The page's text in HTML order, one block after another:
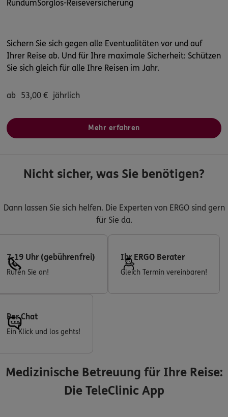
RundumSorglos-Reiseversicherung
Sichern Sie sich gegen alle Eventualitäten vor und auf
Ihrer Reise ab. Und für Ihre maximale Sicherheit: Schützen
Sie sich gleich für alle Ihre Reisen im Jahr.
ab 53,00 € jährlich
Mehr erfahren
Nicht sicher, was Sie benötigen?
Dann lassen Sie sich helfen. Die Experten von ERGO sind gern
für Sie da.
7-19 Uhr (gebührenfrei)
Rufen Sie an!
Ihr ERGO Berater
Gleich Termin vereinbaren!
Per Chat
Ein Klick und los gehts!
Medizinische Betreuung für Ihre Reise:
Die TeleClinic App